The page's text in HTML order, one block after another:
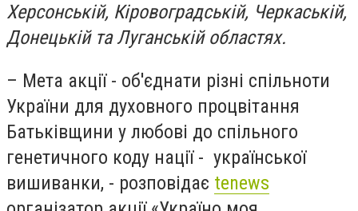
Херсонській, Кіровоградській, Черкаській,
Донецькій та Луганській областях.
– Мета акції - об'єднати різні спільноти
України для духовного процвітання
Батьківщини у любові до спільного
генетичного коду нації - української
вишиванки, - розповідає tenews